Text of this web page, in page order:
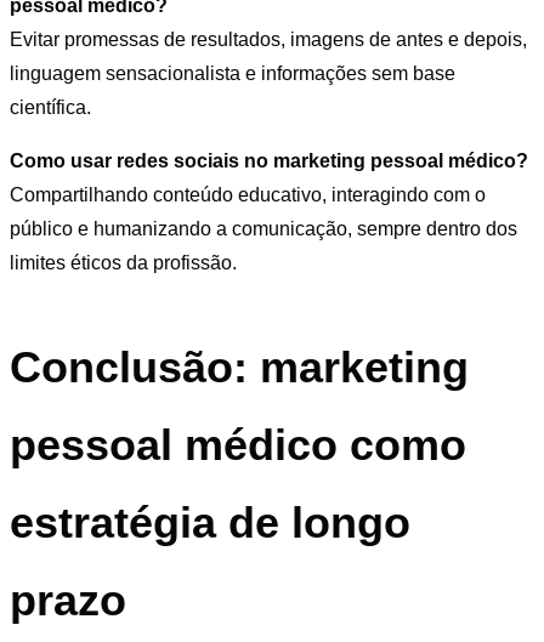
pessoal médico?
Evitar promessas de resultados, imagens de antes e depois,
linguagem sensacionalista e informações sem base
científica.
Como usar redes sociais no marketing pessoal médico?
Compartilhando conteúdo educativo, interagindo com o
público e humanizando a comunicação, sempre dentro dos
limites éticos da profissão.
Conclusão: marketing
pessoal médico como
estratégia de longo
prazo